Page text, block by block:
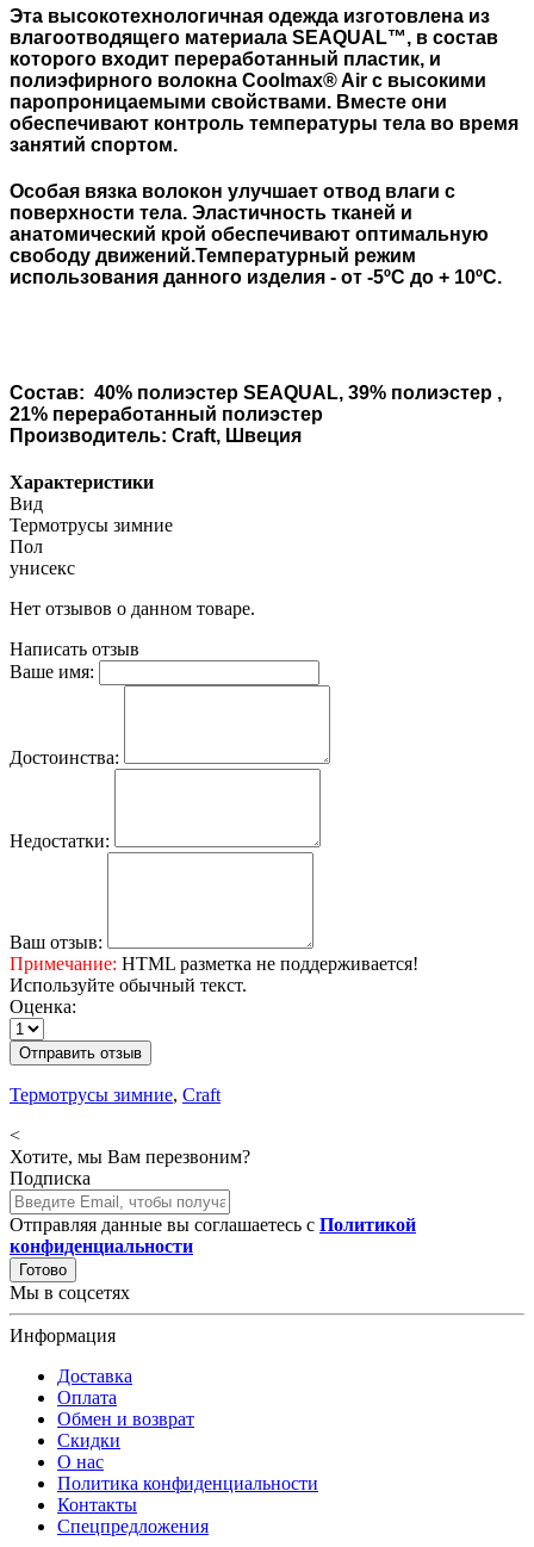
Эта высокотехнологичная одежда изготовлена из
влагоотводящего материала SEAQUAL™, в состав
которого входит переработанный пластик, и
полиэфирного волокна Coolmax® Air с высокими
паропроницаемыми свойствами. Вместе они
обеспечивают контроль температуры тела во время
занятий спортом.
Особая вязка волокон улучшает отвод влаги с
поверхности тела. Эластичность тканей и
анатомический крой обеспечивают оптимальную
свободу движений.Температурный режим
использования данного изделия - от -5ºC до + 10ºC.
Состав: 40% полиэстер SEAQUAL, 39% полиэстер ,
21% переработанный полиэстер
Производитель: Craft, Швеция
Характеристики
Вид
Термотрусы зимние
Пол
унисекс
Нет отзывов о данном товаре.
Написать отзыв
Ваше имя:
Достоинства:
Недостатки:
Ваш отзыв:
Примечание: HTML разметка не поддерживается!
Используйте обычный текст.
Оценка:
Отправить отзыв
Термотрусы зимние, Craft
<
Хотите, мы Вам перезвоним?
Подписка
Отправляя данные вы соглашаетесь с Политикой
конфиденциальности
Готово
Мы в соцсетях
Информация
Доставка
Оплата
Обмен и возврат
Скидки
О нас
Политика конфиденциальности
Контакты
Спецпредложения